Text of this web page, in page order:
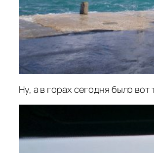
Ну, а в горах сегодня было вот